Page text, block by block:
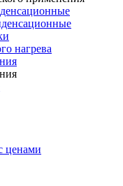
нагрева
ценами